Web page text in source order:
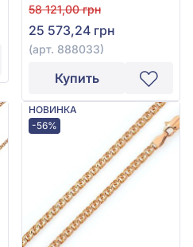
вставки, арт. 888033
58 121,00 грн
25 573,24 грн
(арт. 888033)
Купить
НОВИНКА
-56%